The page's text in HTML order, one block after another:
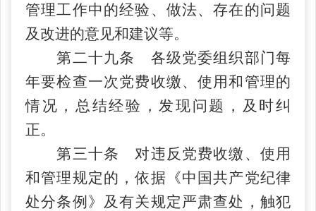
管理工作中的经验、做法、存在的问题
及改进的意见和建议等。
第二十九条 各级党委组织部门每
年要检查一次党费收缴、使用和管理的
情况，总结经验，发现问题，及时纠
正。
第三十条 对违反党费收缴、使用
和管理规定的，依据《中国共产党纪律
处分条例》及有关规定严肃查处，触犯